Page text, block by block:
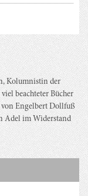
Kolumnistin der
beachteter Bücher
von Engelbert Dollfuß
Adel im Widerstand